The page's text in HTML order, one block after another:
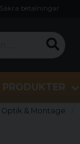
Säkra betalningar
PRODUKTER
Optik & Montage